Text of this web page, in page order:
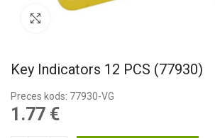
Key Indicators 12 PCS (77930)
Preces kods: 77930-VG
1.77 €